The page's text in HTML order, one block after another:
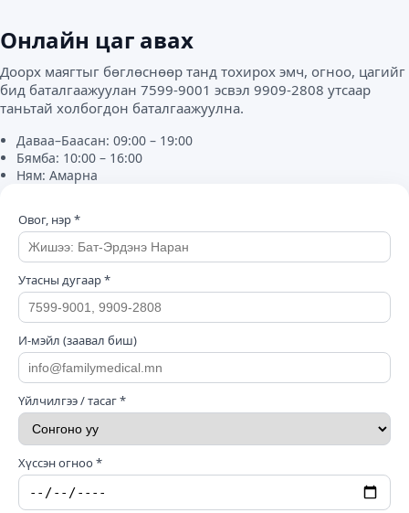
Онлайн цаг авах
Доорх маягтыг бөглөснөөр танд тохирох эмч, огноо, цагийг
бид баталгаажуулан 7599-9001 эсвэл 9909-2808 утсаар
таньтай холбогдон баталгаажуулна.
Даваа–Баасан: 09:00 – 19:00
Бямба: 10:00 – 16:00
Ням: Амарна
Овог, нэр *
Утасны дугаар *
И-мэйл (заавал биш)
Үйлчилгээ / тасаг *
Хүссэн огноо *